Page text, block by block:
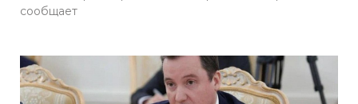
сообщает